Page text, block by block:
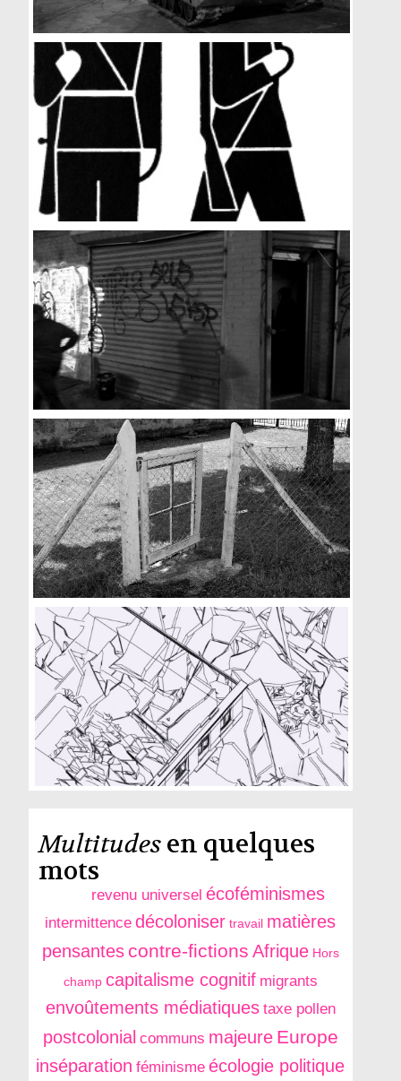
Multitudesen quelques
mots
revenu universel écoféminismes
intermittence décoloniser travail matières
pensantes contre-fictions Afrique Hors
champ capitalisme cognitif migrants
envoûtements médiatiques taxe pollen
postcolonial communs majeure Europe
inséparation féminisme écologie politique